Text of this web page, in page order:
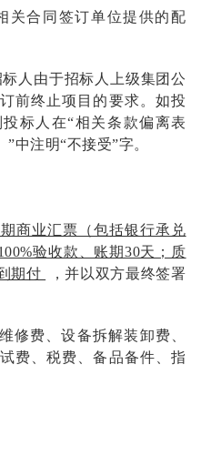
关合同签订单位提供的配
标人由于招标人上级集团公
前终止项目的要求。如投
标人在“相关条款偏离表
中注明“不接受”字。
商业汇票（包括银行承兑
验收款、账期30天；质
期付
，并以双方最终签署
修费、设备拆解装卸费、
费、税费、备品备件、指